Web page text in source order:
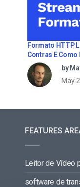
Formato HTTP
Contras E Como
by
May
FEATURES
Leitor de Vídeo
software de